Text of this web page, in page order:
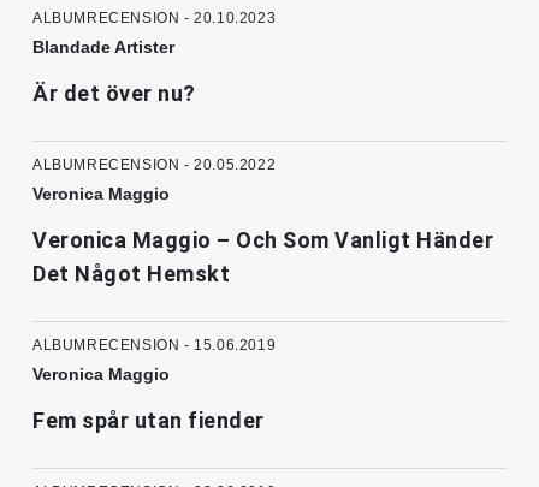
ALBUMRECENSION - 20.10.2023
Blandade Artister
Är det över nu?
ALBUMRECENSION - 20.05.2022
Veronica Maggio
Veronica Maggio – Och Som Vanligt Händer
Det Något Hemskt
ALBUMRECENSION - 15.06.2019
Veronica Maggio
Fem spår utan fiender